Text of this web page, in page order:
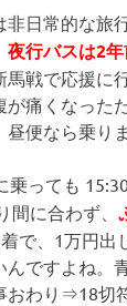
非日常的な旅
夜行バスは2
戦で応援に
痛くなった
便なら乗りま
乗っても
間に合わず、
で、1万円出
ですよね。
おわり⇒18切